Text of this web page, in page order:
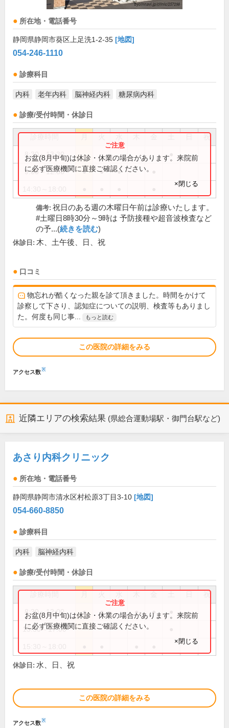
所在地・電話番号
静岡県静岡市葵区上足洗1-2-35 [地図]
054-246-1110
診療科目
内科 老年内科 脳神経内科 糖尿病内科
診療/受付時間・休診日
祝
8:30～13:30
9:00～12:30 ● ● ●
お盆(8月中旬)は休診・休業の場合があります。来院前
に必ず医療機関に直接ご確認ください。
×閉じる
備考: 祝日のある週の木曜日午前は診療いたします。
#土曜日8時30分～9時は 予防接種や超音波検査など
の予...(続きを読む)
休診日: 木、土午後、日、祝
口コミ
物忘れが酷くなった親を診て頂きました。時間をかけて
診察して下さり、認知症についての説明、検査等もありまし
た。何度も同じ事...
もっと読む
この医院の詳細をみる
アクセス数※
近隣エリアの検索結果 (県総合運動場駅・御門台駅など)
あさり内科クリニック
所在地・電話番号
静岡県静岡市清水区村松原3丁目3-10 [地図]
054-660-8850
診療科目
内科 脳神経内科
診療/受付時間・休診日
祝
8:30～12:00 ● ● ● ●
15:30～17:00
お盆(8月中旬)は休診・休業の場合があります。来院前
に必ず医療機関に直接ご確認ください。
×閉じる
休診日: 水、日、祝
この医院の詳細をみる
アクセス数※